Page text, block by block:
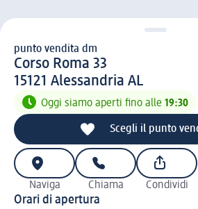
punto vendita d m
punto vendita dm
Corso Roma 33
1 5 1 2 1
15121 Alessandria AL
Oggi siamo aperti fino alle 19:30
Scegli il punto
Naviga Chiama Condividi
Orari di apertura